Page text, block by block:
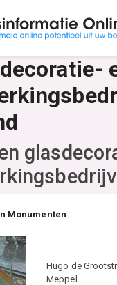
Monumenten
Hugo de
Meppel